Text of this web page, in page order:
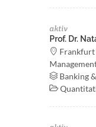
aktiv
Prof. Dr.
Frankfurt
Banking